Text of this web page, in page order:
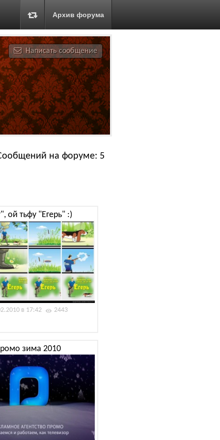
Архив форума
Написать сообщение
на форуме: 5
ой тьфу "Егерь" :)
в 17:42 2443
зима 2010